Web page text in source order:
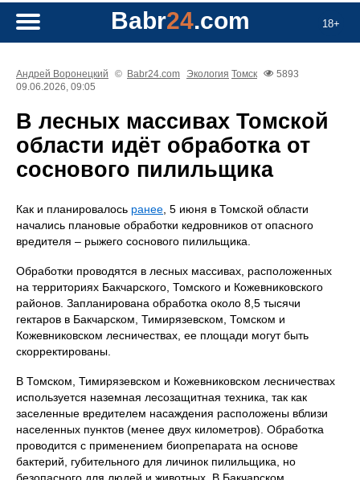
18+
Babr24.com
Андрей Воронецкий © Babr24.com Экология Томск
5893
09.06.2026, 09:05
В лесных массивах Томской
области идёт обработка от
соснового пилильщика
Как и планировалось ранее , 5 июня в Томской области
начались плановые обработки кедровников от опасного
вредителя – рыжего соснового пилильщика.
Обработки проводятся в лесных массивах, расположенных
на территориях Бакчарского, Томского и Кожевниковского
районов. Запланирована обработка около 8,5 тысячи
гектаров в Бакчарском, Тимирязевском, Томском и
Кожевниковском лесничествах, ее площади могут быть
скорректированы.
В Томском, Тимирязевском и Кожевниковском лесничествах
используется наземная лесозащитная техника, так как
заселенные вредителем насаждения расположены вблизи
населенных пунктов (менее двух километров). Обработка
проводится с применением биопрепарата на основе
бактерий, губительного для личинок пилильщика, но